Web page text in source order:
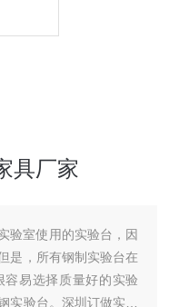
具厂家
验室使用的实验台，因
是，所有钢制实验台在
易选择质量好的实验
实验台。深圳订做实验